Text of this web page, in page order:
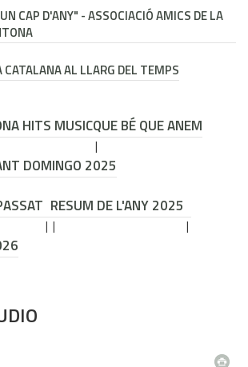
CAP D'ANY" - ASSOCIACIÓ AMICS DE LA
CATALANA AL LLARG DEL TEMPS
HITS MUSICQUE BÉ QUE ANEM
DOMINGO 2025
RESUM DE L'ANY 2025